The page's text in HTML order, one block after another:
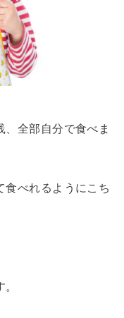
、全部自分で食べま
食べれるようにこち